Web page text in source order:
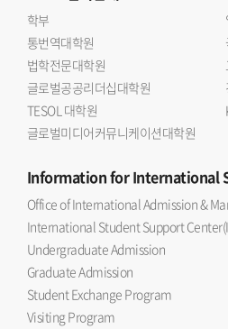
학부
통번역대학원
법학전문대학원
글로벌공공리더십대학원
TESOL 대학원
글로벌미디어커뮤니케이션대학원
Informationfor International
Office of International Admission &
International Student Support
Undergraduate Admission
Graduate Admission
Student Exchange Program
Visiting Program